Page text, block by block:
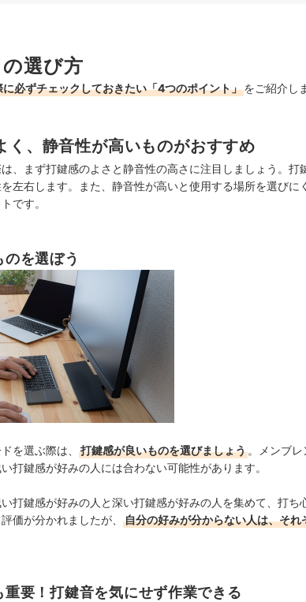
ンキーボード全13商品を徹底比較！
の売れ筋ランキングもチェック！
選び方
必ずチェックしておきたい「4つのポイント」をご紹介し
く、静音性が高いものがおすすめ
、まず打鍵感のよさと静音性の高さに注目しましょう。打
左右します。また、静音性が高いと使用する場所を選びに
です。
を選ぼう
を選ぶ際は、 打鍵感が良いものを選びましょう 。メンブ
打鍵感が好みの人には合わない可能性があります。
打鍵感が好みの人と深い打鍵感が好みの人を集めて、打ち
価が分かれましたが、
自分の好みが分からない人は、そ
重要！打鍵音を気にせず作業できる